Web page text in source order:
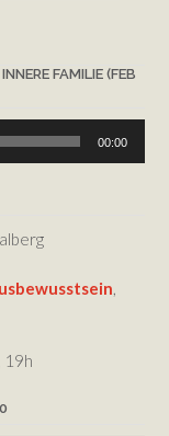
FAMILIE (FEB
00:00
19h